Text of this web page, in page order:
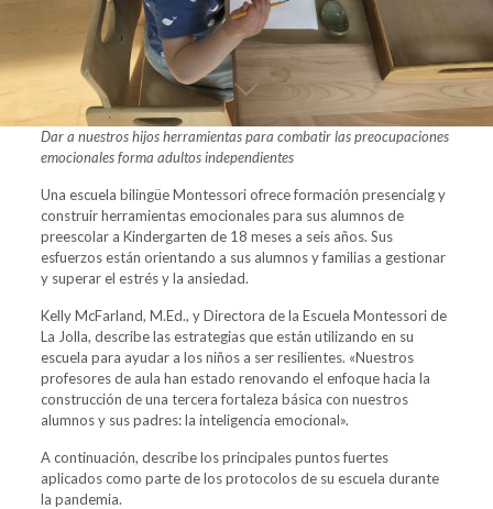
Dar a nuestros hijos herramientas para combatir las preocupaciones
emocionales forma adultos independientes
Una escuela bilingüe Montessoriofreceformación presencialg y
construir herramientas emocionales para sus alumnos de
preescolar a Kindergarten de 18 meses a seis años. Sus
esfuerzos están orientando a sus alumnos y familias a gestionar
y superar el estrés y la ansiedad.
Kelly McFarland, M.Ed., y Directora de la Escuela Montessori de
La Jolla, describe las estrategias que están utilizando en su
escuela para ayudar a los niños a ser resilientes. «Nuestros
profesores de aula han estado renovando el enfoque hacia la
construcción de una tercera fortaleza básica con nuestros
alumnos y sus padres: la inteligencia emocional».
A continuación, describe los principales puntos fuertes
aplicados como parte de los protocolos de su escuela durante
la pandemia.